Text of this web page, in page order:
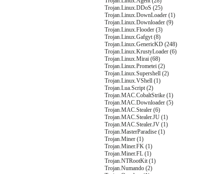
Trojan.Linux.DDoS (25)
Trojan.Linux.DownLoader (1)
Trojan.Linux.Downloader (9)
Trojan.Linux.Flooder (3)
Trojan.Linux.Gafgyt (8)
Trojan.Linux.GenericKD (248)
Trojan.Linux.KrustyLoader (6)
Trojan.Linux.Mirai (68)
Trojan.Linux.Prometei (2)
Trojan.Linux.Supershell (2)
Trojan.Linux.VShell (1)
Trojan.Lua.Script (2)
Trojan.MAC.CobaltStrike (1)
Trojan.MAC.Downloader (5)
Trojan.MAC.Stealer (6)
Trojan.MAC.Stealer.JU (1)
Trojan.MAC.Stealer.JV (1)
Trojan.MasterParadise (1)
Trojan.Miner (1)
Trojan.Miner.FK (1)
Trojan.Miner.FL (1)
Trojan.NTRootKit (1)
Trojan.Numando (2)